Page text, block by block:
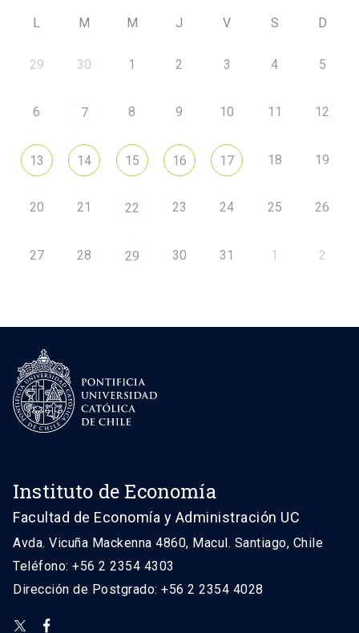
L M M J V S D
29 30 1 2 3 4 5
6 7 8 9 10 11 12
13 14 15 16 17 18 19
20 21 22 23 24 25 26
27 28 29 30 31 1 2
Instituto de Economía
Facultad de Economía y Administración UC
Avda. Vicuña Mackenna 4860, Macul. Santiago, Chile
Teléfono: +56 2 2354 4303
Dirección de Postgrado: +56 2 2354 4028